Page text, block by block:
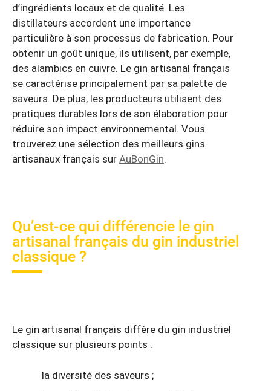
d’ingrédients locaux et de qualité. Les
distillateurs accordent une importance
particulière à son processus de fabrication. Pour
obtenir un goût unique, ils utilisent, par exemple,
des alambics en cuivre. Le gin artisanal français
se caractérise principalement par sa palette de
saveurs. De plus, les producteurs utilisent des
pratiques durables lors de son élaboration pour
réduire son impact environnemental. Vous
trouverez une sélection des meilleurs gins
artisanaux français sur AuBonGin.
Qu’est-ce qui différencie le gin
artisanal français du gin industriel
classique ?
Le gin artisanal français diffère du gin industriel
classique sur plusieurs points :
la diversité des saveurs ;